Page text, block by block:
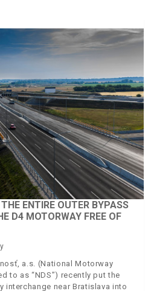
ENTIRE OUTER BYPASS
D4 MOTORWAY FREE OF
a.s. (National Motorway
to as “NDS”) recently put the
interchange near Bratislava into